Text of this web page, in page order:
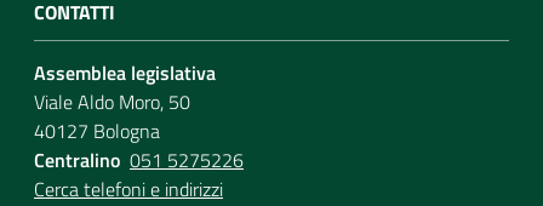
CONTATTI
Assemblea legislativa
Viale Aldo Moro, 50
40127 Bologna
Centralino 051 5275226
Cerca telefoni e indirizzi